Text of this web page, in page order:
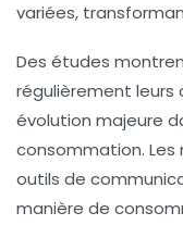
variées,
Des études
régulièrement leurs
évolution majeure
consommation. Les
outils de
manière de